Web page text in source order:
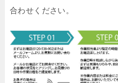
合わせください。